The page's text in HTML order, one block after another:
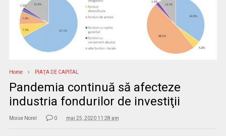
Home PIAŢA DE CAPITAL
Pandemia continuă să afecteze
industria fondurilor de investiţii
Moise Norel 0 mai 25, 2020 11:28 am